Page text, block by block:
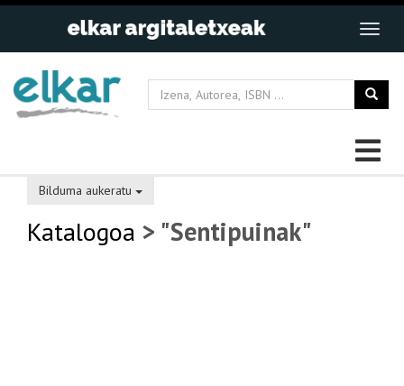
Bilduma aukeratu
Katalogoa > "Sentipuinak"